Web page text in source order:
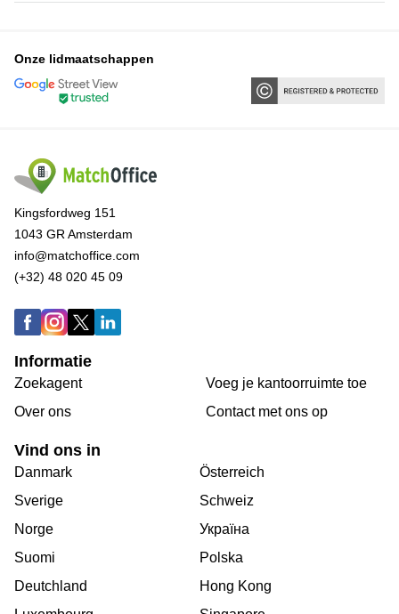
Onze lidmaatschappen
Kingsfordweg 151
1043 GR Amsterdam
info@matchoffice.com
(+32) 48 020 45 09
Informatie
Zoekagent
Over ons
Voeg je kantoorruimte toe
Сontact met ons op
Vind ons in
Danmark
Sverige
Norge
Suomi
Deutchland
Österreich
Schweiz
Україна
Polska
Hong Kong